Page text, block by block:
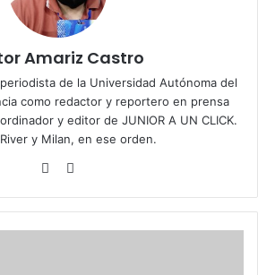
Amariz Castro
de la Universidad Autónoma del
como redactor y reportero en prensa
y editor de JUNIOR A UN CLICK.
y Milan, en ese orden.
Facebook